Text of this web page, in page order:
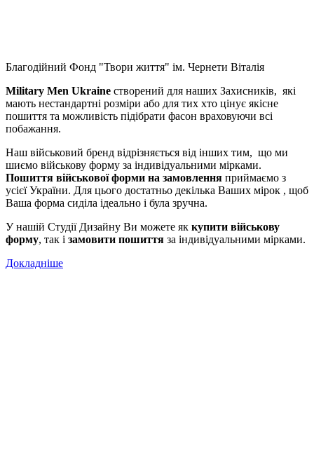
Благодійний Фонд "Твори життя" ім. Чернети Віталія
Military Men Ukraine створений для наших Захисників, які
мають нестандартні розміри або для тих хто цінує якісне
пошиття та можливість підібрати фасон враховуючи всі
побажання.
Наш військовий бренд відрізняється від інших тим, що ми
шиємо військову форму за індивідуальними мірками.
Пошиття військової форми на замовлення приймаємо з
усієї України. Для цього достатньо декілька Ваших мірок , щоб
Ваша форма сиділа ідеально і була зручна.
У нашій Студії Дизайну Ви можете як купити військову
форму, так і замовити пошиття за індивідуальними мірками.
Докладніше